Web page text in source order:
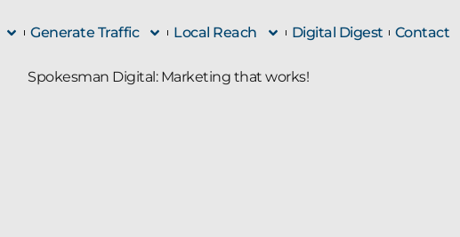
Generate Traffic Local Reach Digital Digest Contact